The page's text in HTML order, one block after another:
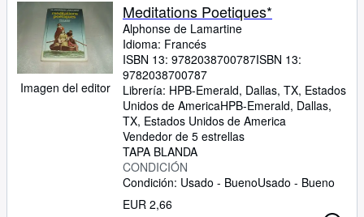
Imagen del editor
Meditations Poetiques*
Alphonse de Lamartine
Idioma: Francés
ISBN 13: 9782038700787ISBN 13:
9782038700787
Librería: HPB-Emerald, Dallas, TX, Estados
Unidos de AmericaHPB-Emerald, Dallas,
TX, Estados Unidos de America
Vendedor de 5 estrellas
TAPA BLANDA
CONDICIÓN
Condición: Usado - BuenoUsado - Bueno
EUR 2,66